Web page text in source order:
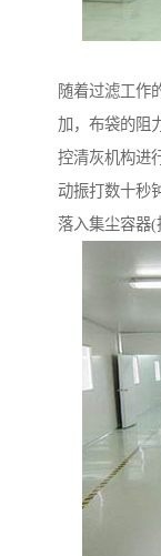
随着过滤工作
加，布袋的阻
控清灰机构进
动振打数十秒
落入集尘容器(